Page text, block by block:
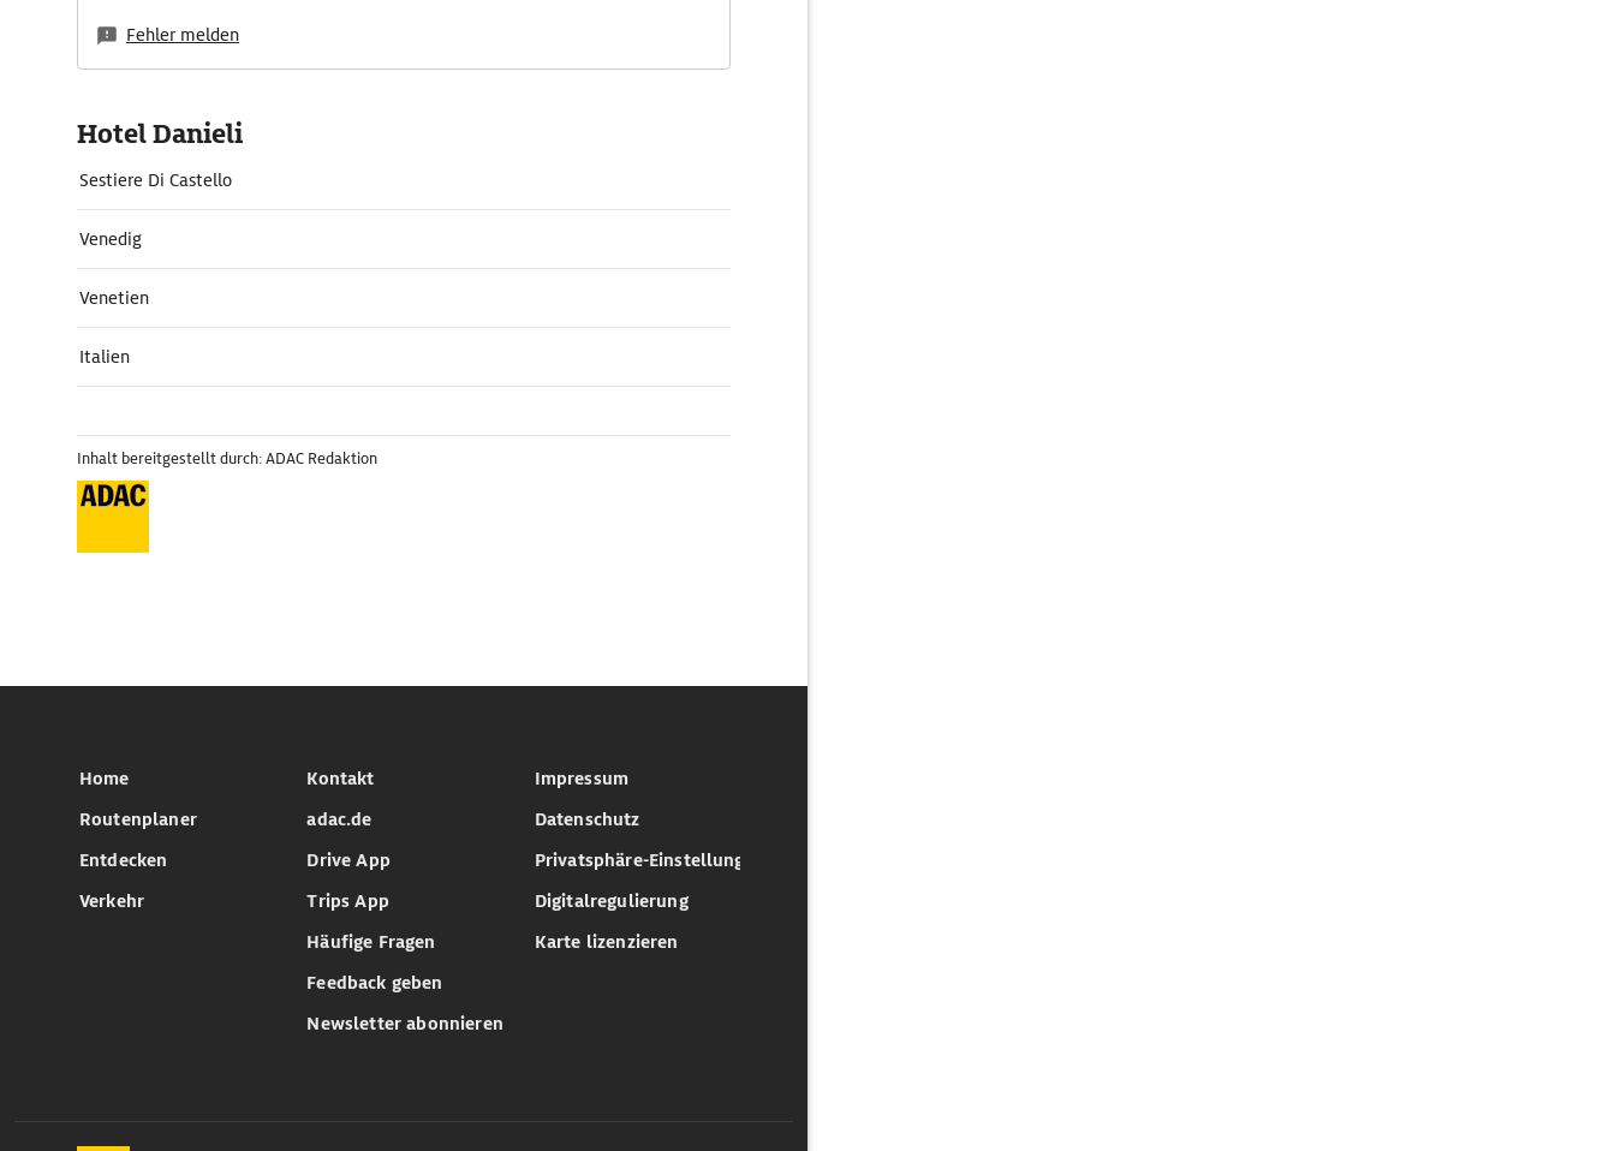
Fehler melden
Hotel Danieli
Sestiere Di Castello
Venedig
Venetien
Italien
Inhalt bereitgestellt durch: ADAC Redaktion
Home
Routenplaner
Entdecken
Verkehr
Kontakt
adac.de
Drive App
Trips App
Häufige Fragen
Feedback geben
Newsletter abonnieren
Impressum
Datenschutz
Privatsphäre-Einstellungen
Digitalregulierung
Karte lizenzieren